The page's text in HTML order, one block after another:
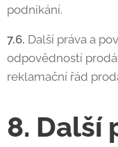
podnikání.
7.6. Další práva a
odpovědností
reklamační řád
8. Další